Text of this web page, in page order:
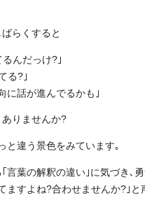
らくすると
るんだっけ? ｣
る? ｣
に話が進んでるかも｣
りませんか?
と違う景色をみています｡
言葉の解釈の違い｣に気づき､
ますよね?合わせませんか? ｣